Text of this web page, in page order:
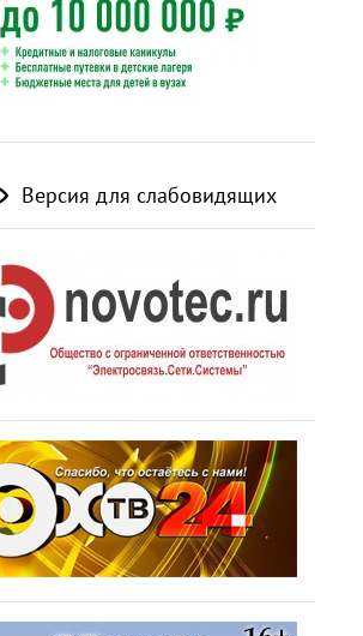
Версия для слабовидящих